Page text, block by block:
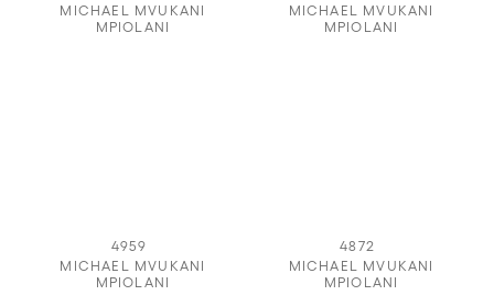
MICHAEL MVUKANI
MPIOLANI
MICHAEL MVUKANI
MPIOLANI
4959
MICHAEL MVUKANI
MPIOLANI
4872
MICHAEL MVUKANI
MPIOLANI